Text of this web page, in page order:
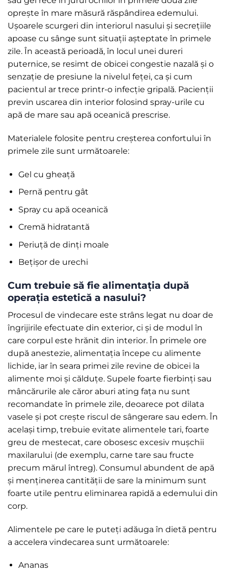
oprește în mare măsură răspândirea edemului.
Ușoarele scurgeri din interiorul nasului și secrețiile
apoase cu sânge sunt situații așteptate în primele
zile. În această perioadă, în locul unei dureri
puternice, se resimt de obicei congestie nazală și o
senzație de presiune la nivelul feței, ca și cum
pacientul ar trece printr-o infecție gripală. Pacienții
previn uscarea din interior folosind spray-urile cu
apă de mare sau apă oceanică prescrise.
Materialele folosite pentru creșterea confortului în
primele zile sunt următoarele:
Gel cu gheață
Pernă pentru gât
Spray cu apă oceanică
Cremă hidratantă
Periuță de dinți moale
Bețișor de urechi
Cum trebuie să fie alimentația după
operația estetică a nasului?
Procesul de vindecare este strâns legat nu doar de
îngrijirile efectuate din exterior, ci și de modul în
care corpul este hrănit din interior. În primele ore
după anestezie, alimentația începe cu alimente
lichide, iar în seara primei zile revine de obicei la
alimente moi și călduțe. Supele foarte fierbinți sau
mâncărurile ale căror aburi ating fața nu sunt
recomandate în primele zile, deoarece pot dilata
vasele și pot crește riscul de sângerare sau edem. În
același timp, trebuie evitate alimentele tari, foarte
greu de mestecat, care obosesc excesiv mușchii
maxilarului (de exemplu, carne tare sau fructe
precum mărul întreg). Consumul abundent de apă
și menținerea cantității de sare la minimum sunt
foarte utile pentru eliminarea rapidă a edemului din
corp.
Alimentele pe care le puteți adăuga în dietă pentru
a accelera vindecarea sunt următoarele:
Ananas